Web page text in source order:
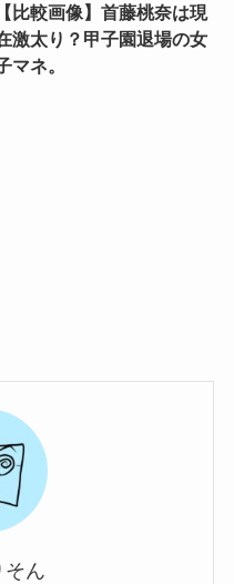
【比較画像】首藤桃奈は現
激太り？甲子園退場の女
マネ。
そん